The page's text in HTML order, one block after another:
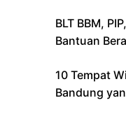
BLT BBM,
Bantuan
10 Tempat
Bandung